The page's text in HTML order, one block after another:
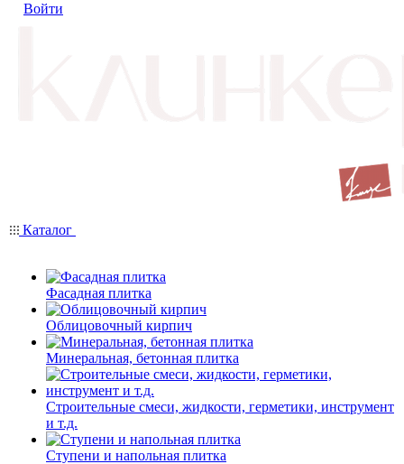
Войти
Каталог
Фасадная плитка
Облицовочный кирпич
Минеральная, бетонная плитка
Строительные смеси, жидкости, герметики, инструмент
и т.д.
Ступени и напольная плитка